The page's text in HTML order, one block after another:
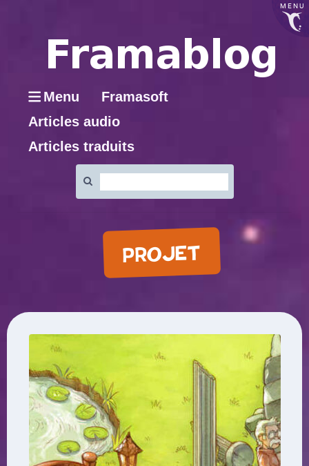
MENU
Menu
Framasoft
Articles audio
Articles traduits
:
PROJET